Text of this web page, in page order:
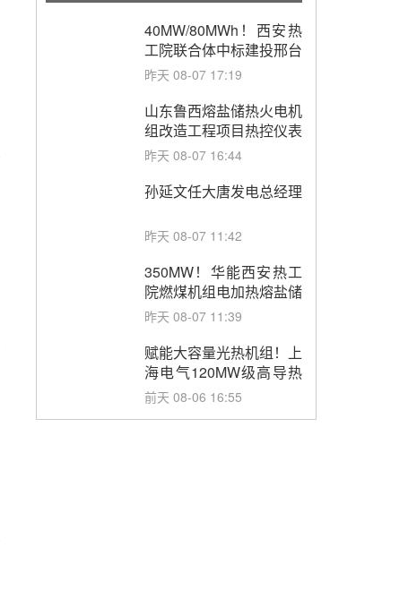
40MW/80MWh！西安热
工院联合体中标建投邢台
热电熔盐储热调峰调频改
昨天 08-07 17:19
山东鲁西熔盐储热火电机
组改造工程项目热控仪表
成套设备采购
昨天 08-07 16:44
孙延文任大唐发电总经理
昨天 08-07 11:42
350MW！华能西安热工
院燃煤机组电加热熔盐储
能提升机组灵活性改造项
务采购
昨天 08-07 11:39
赋能大容量光热机组！上
海电气120MW级高导热
空冷发电机通过型式试验
前天 08-06 16:55